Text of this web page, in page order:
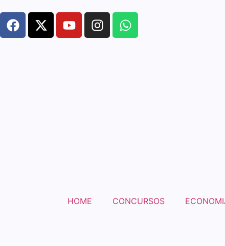
HOME CONCURSOS